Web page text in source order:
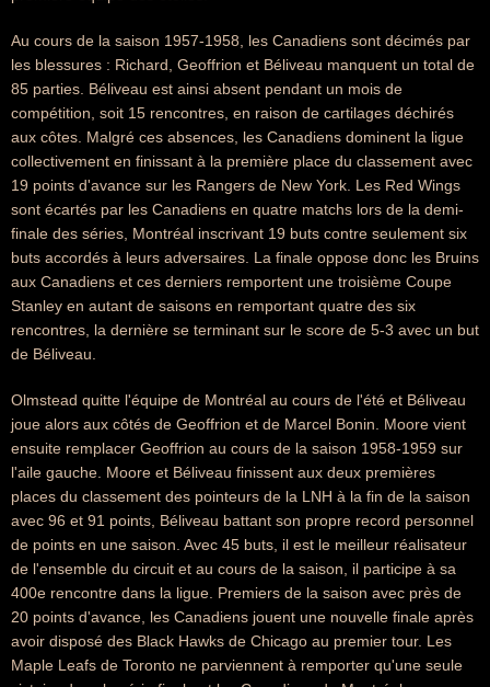
Au cours de la saison 1957-1958, les Canadiens sont décimés par
les blessures : Richard, Geoffrion et Béliveau manquent un total de
85 parties. Béliveau est ainsi absent pendant un mois de
compétition, soit 15 rencontres, en raison de cartilages déchirés
aux côtes. Malgré ces absences, les Canadiens dominent la ligue
collectivement en finissant à la première place du classement avec
19 points d'avance sur les Rangers de New York. Les Red Wings
sont écartés par les Canadiens en quatre matchs lors de la demi-
finale des séries, Montréal inscrivant 19 buts contre seulement six
buts accordés à leurs adversaires. La finale oppose donc les Bruins
aux Canadiens et ces derniers remportent une troisième Coupe
Stanley en autant de saisons en remportant quatre des six
rencontres, la dernière se terminant sur le score de 5-3 avec un but
de Béliveau.
Olmstead quitte l'équipe de Montréal au cours de l'été et Béliveau
joue alors aux côtés de Geoffrion et de Marcel Bonin. Moore vient
ensuite remplacer Geoffrion au cours de la saison 1958-1959 sur
l'aile gauche. Moore et Béliveau finissent aux deux premières
places du classement des pointeurs de la LNH à la fin de la saison
avec 96 et 91 points, Béliveau battant son propre record personnel
de points en une saison. Avec 45 buts, il est le meilleur réalisateur
de l'ensemble du circuit et au cours de la saison, il participe à sa
400e rencontre dans la ligue. Premiers de la saison avec près de
20 points d'avance, les Canadiens jouent une nouvelle finale après
avoir disposé des Black Hawks de Chicago au premier tour. Les
Maple Leafs de Toronto ne parviennent à remporter qu'une seule